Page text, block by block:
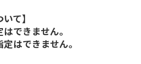
て】
できません。
はできません。